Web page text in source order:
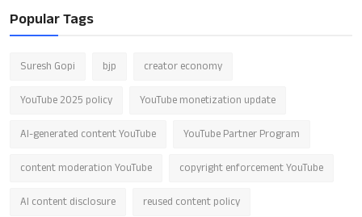
Popular Tags
Suresh Gopi bjp creator economy
YouTube 2025 policy YouTube monetization update
AI-generated content YouTube YouTube Partner Program
content moderation YouTube copyright enforcement YouTube
AI content disclosure reused content policy